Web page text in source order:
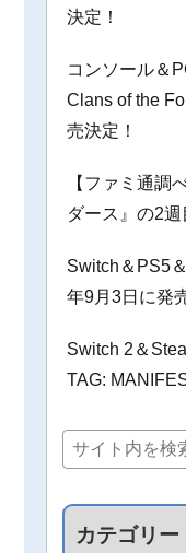
決定！
コンソール＆
Clans of the
売決定！
【ファミ通調
ダース』の2週
Switch＆PS5
年9月3日に発
Switch 2＆
TAG:
カテゴリー